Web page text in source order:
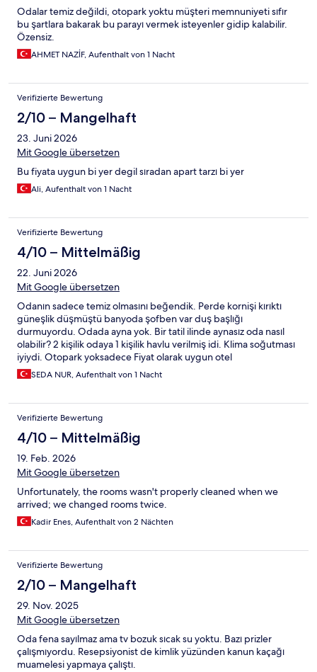
Odalar temiz değildi, otopark yoktu müşteri memnuniyeti sıfır
bu şartlara bakarak bu parayı vermek isteyenler gidip kalabilir.
Özensiz.
AHMET NAZİF, Aufenthalt von 1 Nacht
Verifizierte Bewertung
2/10 – Mangelhaft
23. Juni 2026
Mit Google übersetzen
Bu fiyata uygun bi yer degil sıradan apart tarzı bi yer
Ali, Aufenthalt von 1 Nacht
Verifizierte Bewertung
4/10 – Mittelmäßig
22. Juni 2026
Mit Google übersetzen
Odanın sadece temiz olmasını beğendik. Perde kornişi kırıktı
güneşlik düşmüştü banyoda şofben var duş başlığı
durmuyordu. Odada ayna yok. Bir tatil ilinde aynasız oda nasıl
olabilir? 2 kişilik odaya 1 kişilik havlu verilmiş idi. Klima soğutması
iyiydi. Otopark yoksadece Fiyat olarak uygun otel
SEDA NUR, Aufenthalt von 1 Nacht
Verifizierte Bewertung
4/10 – Mittelmäßig
19. Feb. 2026
Mit Google übersetzen
Unfortunately, the rooms wasn't properly cleaned when we
arrived; we changed rooms twice.
Kadir Enes, Aufenthalt von 2 Nächten
Verifizierte Bewertung
2/10 – Mangelhaft
29. Nov. 2025
Mit Google übersetzen
Oda fena sayılmaz ama tv bozuk sıcak su yoktu. Bazı prizler
çalışmıyordu. Resepsiyonist de kimlik yüzünden kanun kaçağı
muamelesi yapmaya çalıştı.